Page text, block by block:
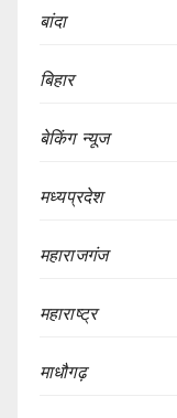
बांदा
बिहार
बेकिंग न्यूज
मध्यप्रदेश
महाराजगंज
महाराष्ट्र
माधौगढ़